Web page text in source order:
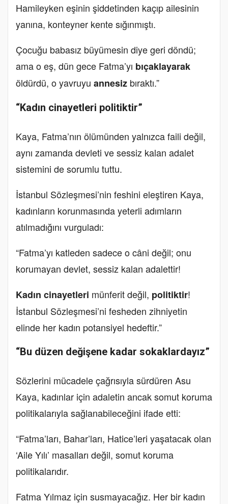
Hamileyken eşinin şiddetinden kaçıp ailesinin
yanına, konteyner kente sığınmıştı.
Çocuğu babasız büyümesin diye geri döndü;
ama o eş, dün gece Fatma’yı bıçaklayarak
öldürdü, o yavruyu annesiz bıraktı.”
“Kadın cinayetleri politiktir”
Kaya, Fatma’nın ölümünden yalnızca faili değil,
aynı zamanda devleti ve sessiz kalan adalet
sistemini de sorumlu tuttu.
İstanbul Sözleşmesi’nin feshini eleştiren Kaya,
kadınların korunmasında yeterli adımların
atılmadığını vurguladı:
“Fatma’yı katleden sadece o câni değil; onu
korumayan devlet, sessiz kalan adalettir!
Kadın cinayetleri münferit değil, politiktir!
İstanbul Sözleşmesi’ni fesheden zihniyetin
elinde her kadın potansiyel hedeftir.”
“Bu düzen değişene kadar sokaklardayız”
Sözlerini mücadele çağrısıyla sürdüren Asu
Kaya, kadınlar için adaletin ancak somut koruma
politikalarıyla sağlanabileceğini ifade etti:
“Fatma’ları, Bahar’ları, Hatice’leri yaşatacak olan
‘Aile Yılı’ masalları değil, somut koruma
politikalarıdır.
Fatma Yılmaz için susmayacağız. Her bir kadın